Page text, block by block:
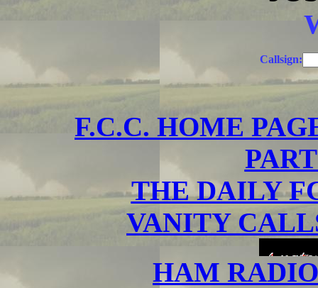
Callsign:
F.C.C. HOME
THE DAILY
VANITY
HAM